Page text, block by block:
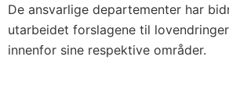
De ansvarlige departementer har
utarbeidet forslagene til
innenfor sine respektive områder.